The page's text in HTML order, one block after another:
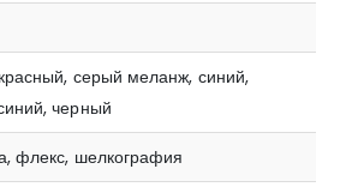
серый меланж, синий,
черный
флекс, шелкография